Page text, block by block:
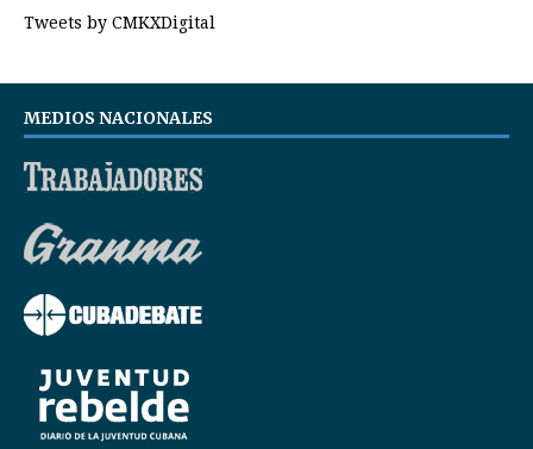
Tweets by CMKXDigital
MEDIOS NACIONALES